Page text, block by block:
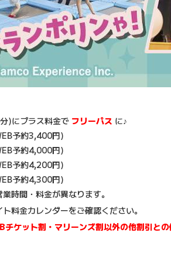
)にプラス料金で フリーパス に♪
予約3,400円)
予約4,000円)
予約4,200円)
予約4,300円)
時間・料金が異なります。
料金カレンダーをご確認ください。
ケット割・マリーンズ割以外の他割引との